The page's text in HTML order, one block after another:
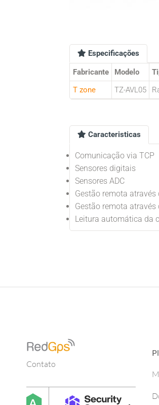
Especificações
Fabricante Modelo
T zone
TZ-AVL05
Caracteristicas
Comunicação via TCP
Sensores digitais
Sensores ADC
Gestão remota através
Gestão remota através
Leitura automática da
Contato